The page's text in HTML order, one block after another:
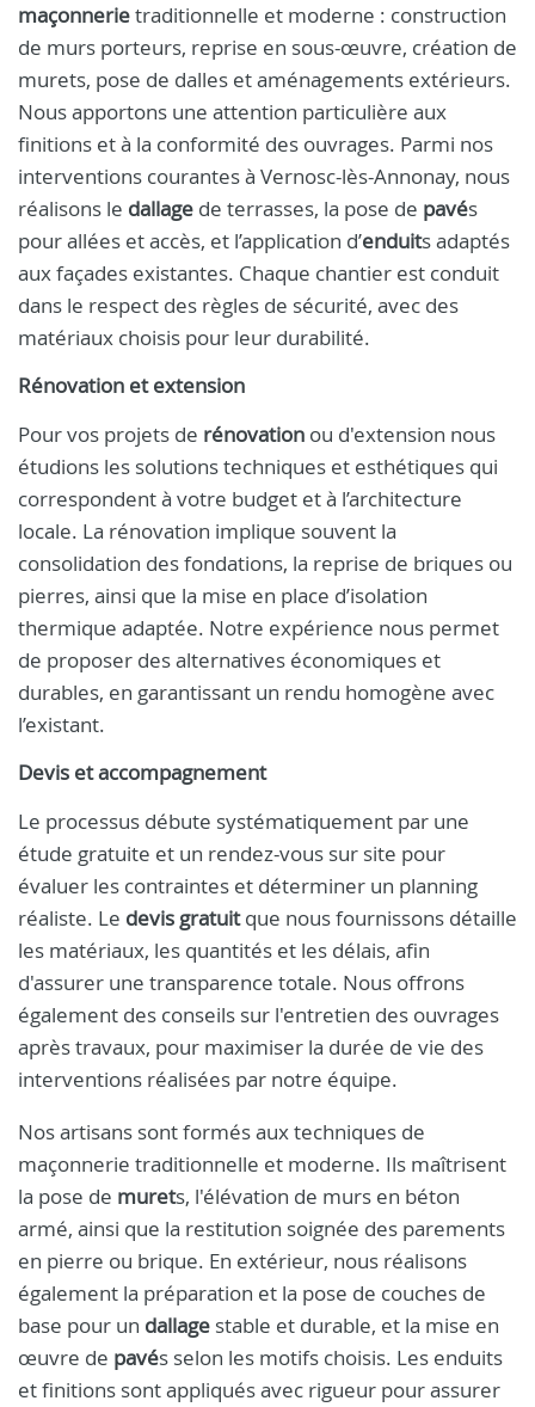
maçonnerietraditionnelle et moderne : construction
de murs porteurs, reprise en sous-œuvre, création de
murets, pose de dalles et aménagements extérieurs.
Nous apportons une attention particulière aux
finitions et à la conformité des ouvrages. Parmi nos
interventions courantes à Vernosc-lès-Annonay, nous
réalisons le dallage de terrasses, la pose de pavés
pour allées et accès, et l’application d’enduits adaptés
aux façades existantes. Chaque chantier est conduit
dans le respect des règles de sécurité, avec des
matériaux choisis pour leur durabilité.
Rénovation et extension
Pour vos projets de rénovation ou d'extension nous
étudions les solutions techniques et esthétiques qui
correspondent à votre budget et à l’architecture
locale. La rénovation implique souvent la
consolidation des fondations, la reprise de briques ou
pierres, ainsi que la mise en place d’isolation
thermique adaptée. Notre expérience nous permet
de proposer des alternatives économiques et
durables, en garantissant un rendu homogène avec
l’existant.
Devis et accompagnement
Le processus débute systématiquement par une
étude gratuite et un rendez-vous sur site pour
évaluer les contraintes et déterminer un planning
réaliste. Le devis gratuitque nous fournissons détaille
les matériaux, les quantités et les délais, afin
d'assurer une transparence totale. Nous offrons
également des conseils sur l'entretien des ouvrages
après travaux, pour maximiser la durée de vie des
interventions réalisées par notre équipe.
Nos artisans sont formés aux techniques de
maçonnerie traditionnelle et moderne. Ils maîtrisent
la pose de murets, l'élévation de murs en béton
armé, ainsi que la restitution soignée des parements
en pierre ou brique. En extérieur, nous réalisons
également la préparation et la pose de couches de
base pour un dallage stable et durable, et la mise en
œuvre de pavés selon les motifs choisis. Les enduits
et finitions sont appliqués avec rigueur pour assurer